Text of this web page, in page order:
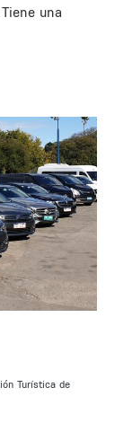
una
Turística de